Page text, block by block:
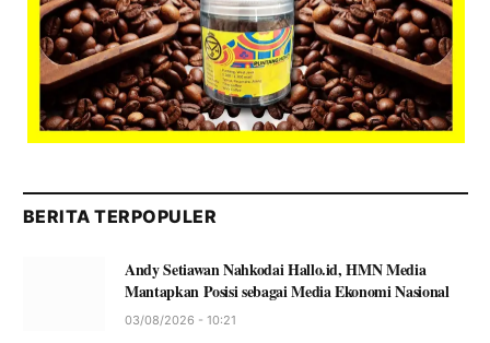
BERITA TERPOPULER
Andy Setiawan Nahkodai Hallo.id, HMN Media
Mantapkan Posisi sebagai Media Ekonomi Nasional
03/08/2026 - 10:21